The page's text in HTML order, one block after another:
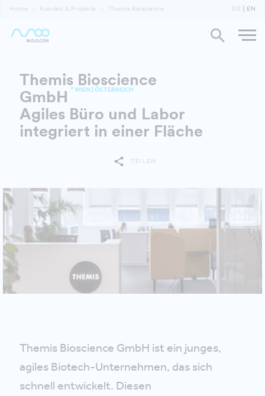
Home Kunden & Projekte Themis Bioscience DE EN
Themis Bioscience
GmbH * WIEN | ÖSTERREICH
Agiles Büro und Labor
integriert in einer Fläche
TEILEN
Themis Bioscience GmbH ist ein junges,
agiles Biotech-Unternehmen, das sich
schnell entwickelt. Diesen